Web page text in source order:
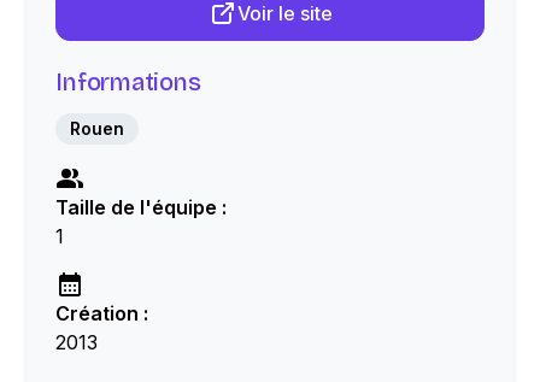
Voir le site
Informations
Rouen
Taille de l'équipe :
1
Création :
2013